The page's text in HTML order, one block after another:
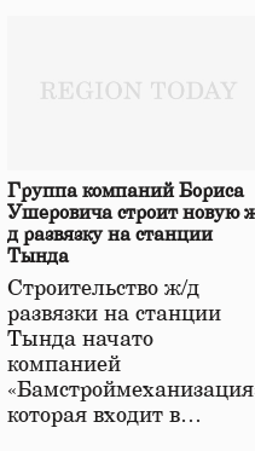
Группа компаний Бориса
Ушеровича строит новую
д развязку на станции
Тында
Строительство ж/д
развязки на станции
Тында начато
компанией
которая входит в…